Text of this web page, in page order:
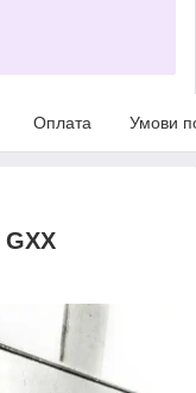
Оплата Умови
GXX